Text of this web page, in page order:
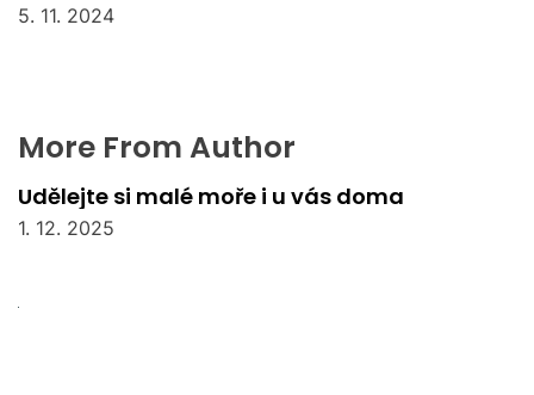
5. 11. 2024
More From Author
Udělejte si malé moře i u vás doma
1. 12. 2025